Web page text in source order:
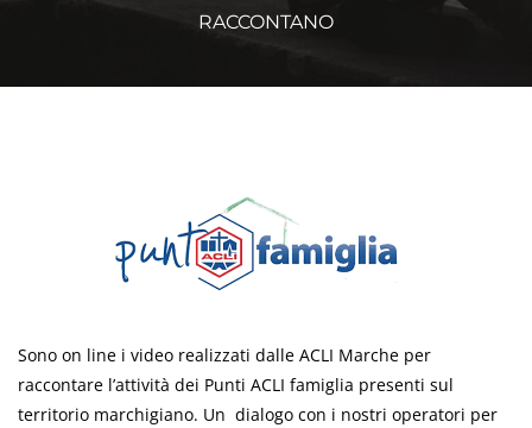
RACCONTANO
Sono on line i video realizzati dalle ACLI Marche per
raccontare l’attività dei Punti ACLI famiglia presenti sul
territorio marchigiano. Un dialogo con i nostri operatori per